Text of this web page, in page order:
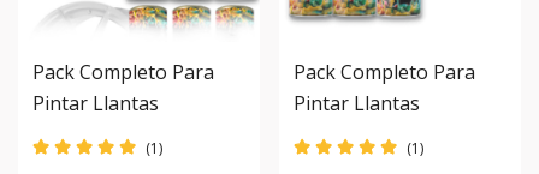
Pack Completo Para
Pintar Llantas
(1)
Pack Completo Para
Pintar Llantas
Fluorescentes
(1)